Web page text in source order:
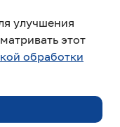
улучшения
этот
обработки